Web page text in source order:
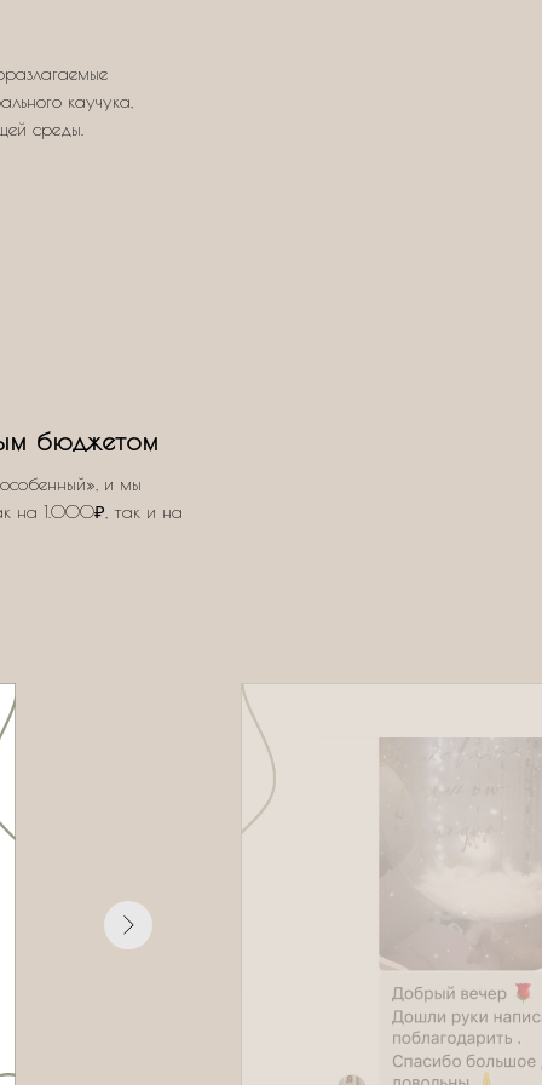
каучука,
среды.
бюджетом
и мы
на 1.000₽, так и на